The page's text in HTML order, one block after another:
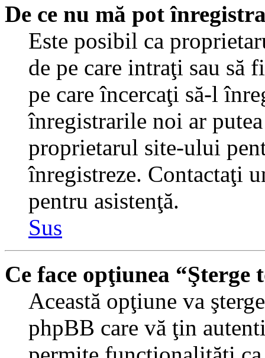
De ce nu mă pot
Este posibil ca
de pe care intraţi sau să
pe care încercaţi să-l
înregistrarile noi ar
proprietarul site-ului
înregistreze. Contactaţi
pentru asistenţă.
Sus
Ce face opţiunea
Această opţiune va
phpBB care vă ţin